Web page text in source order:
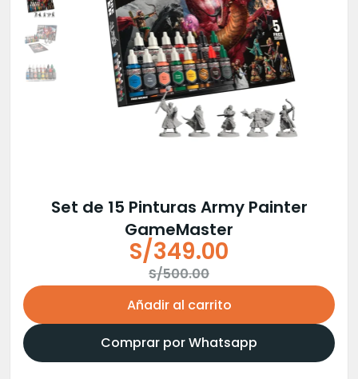
Set de 15 Pinturas Army Painter
GameMaster
S/500.00
precio
original
era:
S/500.00.
S/349.00
precio
actual
es:
S/349.00.
Añadir al carrito
Comprar por Whatsapp